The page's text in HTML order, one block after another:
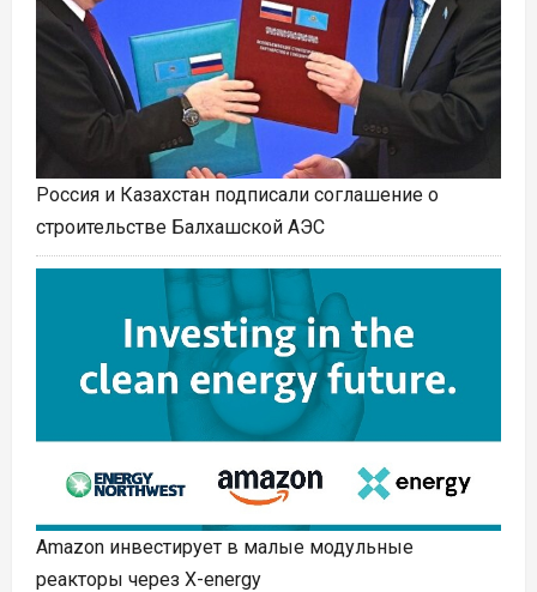
Россия и Казахстан подписали соглашение о
строительстве Балхашской АЭС
Amazon инвестирует в малые модульные
реакторы через X-energy